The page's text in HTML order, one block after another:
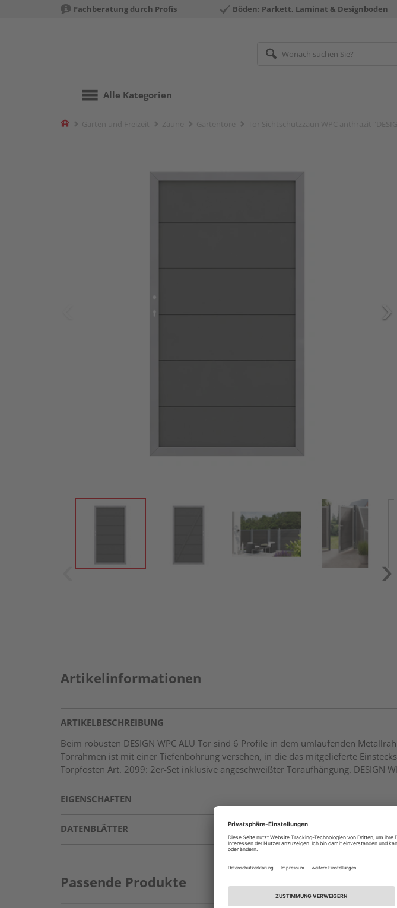
Fachberatung durch Profis Böden: Parkett, Laminat & Designboden
Alle Kategorien
Home
Artikelinformationen
ARTIKELBESCHREIBUNG
Beim robusten DESIGN WPC ALU Tor sind 6 Profile in dem umlaufenden
Torrahmen ist mit einer Tiefenbohrung versehen, in die das mitgelieferte
Torpfosten Art. 2099: 2er-Set inklusive angeschweißter Toraufhängung. DESIGN
EIGENSCHAFTEN
DATENBLÄTTER
Passende Produkte